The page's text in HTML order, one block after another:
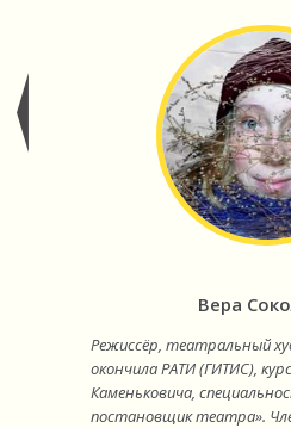
Вера
Режиссёр, театральный
окончила РАТИ (ГИТИС),
Каменьковича,
постановщик театра».